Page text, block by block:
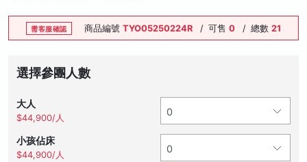
需客服確認 商品編號 TYO05250224R / 可售 0 / 總數 21
選擇參團人數
大人
$44,900/人
小孩佔床
$44,900/人